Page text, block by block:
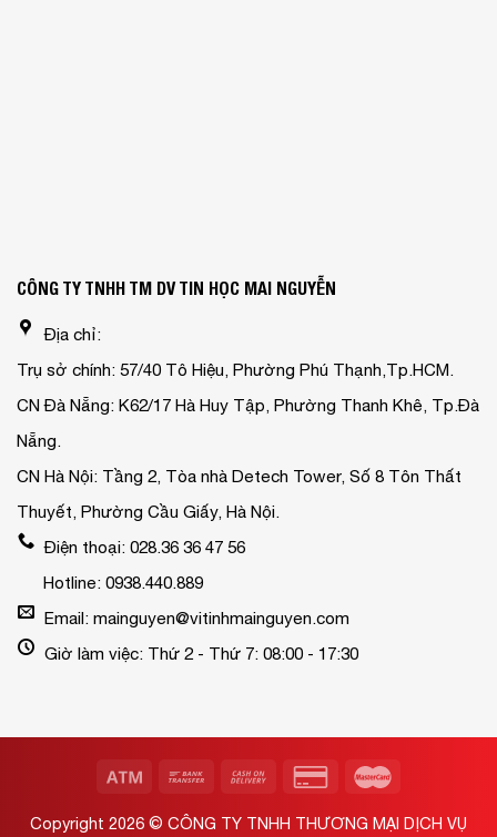
CÔNG TY TNHH TM DV TIN HỌC MAI NGUYỄN
Địa chỉ:
Trụ sở chính: 57/40 Tô Hiệu, Phường Phú Thạnh,Tp.HCM.
CN Đà Nẵng: K62/17 Hà Huy Tập, Phường Thanh Khê, Tp.Đà
Nẵng.
CN Hà Nội: Tầng 2, Tòa nhà Detech Tower, Số 8 Tôn Thất
Thuyết, Phường Cầu Giấy, Hà Nội.
Điện thoại: 028.36 36 47 56
Hotline: 0938.440.889
Email: mainguyen@vitinhmainguyen.com
Giờ làm việc: Thứ 2 - Thứ 7: 08:00 - 17:30
Copyright 2026 © CÔNG TY TNHH THƯƠNG MẠI DỊCH VỤ